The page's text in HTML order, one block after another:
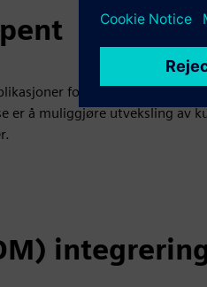
for spesifikke
å muliggjøre utveksling av